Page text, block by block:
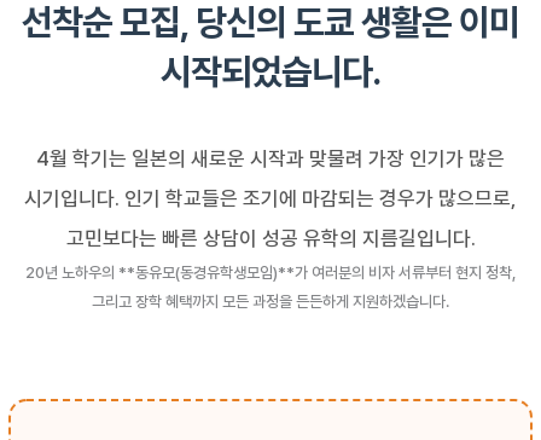
선착순 모집, 당신의 도쿄 생활은 이미
시작되었습니다.
4월 학기는 일본의 새로운 시작과 맞물려 가장 인기가 많은
시기입니다. 인기 학교들은 조기에 마감되는 경우가 많으므로,
고민보다는 빠른 상담이 성공 유학의 지름길입니다.
20년 노하우의 **동유모(동경유학생모임)**가 여러분의 비자 서류부터 현지 정착,
그리고 장학 혜택까지 모든 과정을 든든하게 지원하겠습니다.